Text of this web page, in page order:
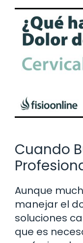
Cuando
Aunque
manejar el
soluciones
que es